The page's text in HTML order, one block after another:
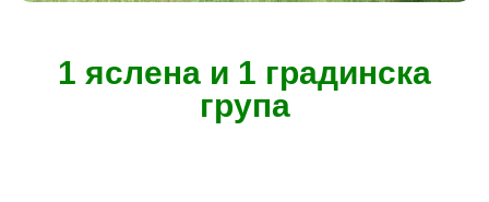
1 яслена и 1 градинска
група